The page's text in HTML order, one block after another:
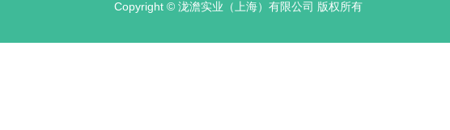
Copyright © 泷澹实业（上海）有限公司 版权所有